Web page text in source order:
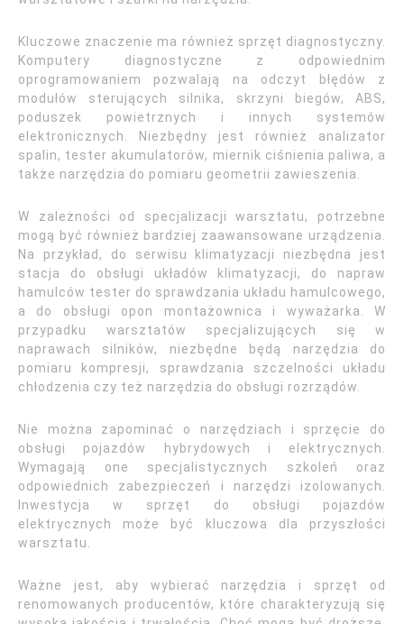
Kluczowe znaczenie ma również sprzęt diagnostyczny.
Komputery diagnostyczne z odpowiednim
oprogramowaniem pozwalają na odczyt błędów z
modułów sterujących silnika, skrzyni biegów, ABS,
poduszek powietrznych i innych systemów
elektronicznych. Niezbędny jest również analizator
spalin, tester akumulatorów, miernik ciśnienia paliwa, a
także narzędzia do pomiaru geometrii zawieszenia.
W zależności od specjalizacji warsztatu, potrzebne
mogą być również bardziej zaawansowane urządzenia.
Na przykład, do serwisu klimatyzacji niezbędna jest
stacja do obsługi układów klimatyzacji, do napraw
hamulców tester do sprawdzania układu hamulcowego,
a do obsługi opon montażownica i wyważarka. W
przypadku warsztatów specjalizujących się w
naprawach silników, niezbędne będą narzędzia do
pomiaru kompresji, sprawdzania szczelności układu
chłodzenia czy też narzędzia do obsługi rozrządów.
Nie można zapominać o narzędziach i sprzęcie do
obsługi pojazdów hybrydowych i elektrycznych.
Wymagają one specjalistycznych szkoleń oraz
odpowiednich zabezpieczeń i narzędzi izolowanych.
Inwestycja w sprzęt do obsługi pojazdów
elektrycznych może być kluczowa dla przyszłości
warsztatu.
Ważne jest, aby wybierać narzędzia i sprzęt od
renomowanych producentów, które charakteryzują się